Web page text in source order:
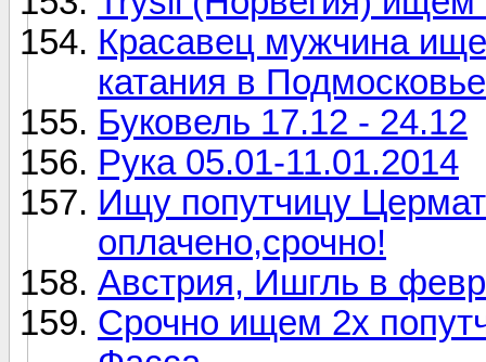
Красавец мужчина
катания в
Буковель 17.12 - 24.12
Рука 05.01-11.01.2014
Ищу попутчицу
оплачено,срочно!
Австрия, Ишгль в
Срочно ищем 2х